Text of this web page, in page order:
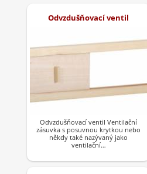
Odvzdušňovací ventil
Odvzdušňovací ventil Ventilační
zásuvka s posuvnou krytkou nebo
někdy také nazývaný jako
ventilační…